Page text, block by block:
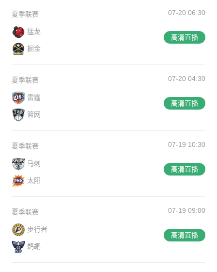
夏季联赛 07-20 06:30
猛龙
掘金
高清直播
夏季联赛 07-20 04:30
雷霆
篮网
高清直播
夏季联赛 07-19 10:30
马刺
太阳
高清直播
夏季联赛 07-19 09:00
步行者
鹈鹕
高清直播